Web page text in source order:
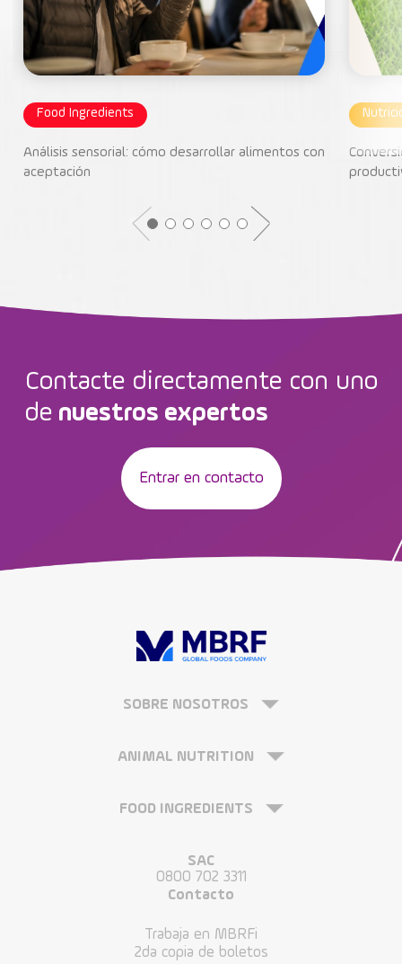
Food Ingredients
Análisis sensorial: cómo desarrollar alimentos con
aceptación
Contacte directamente con uno
de nuestros expertos
Entrar en contacto
SOBRE NOSOTROS
ANIMAL NUTRITION
FOOD INGREDIENTS
SAC
0800 702 3311
Contacto
Trabaja en MBRFi
2da copia de boletos